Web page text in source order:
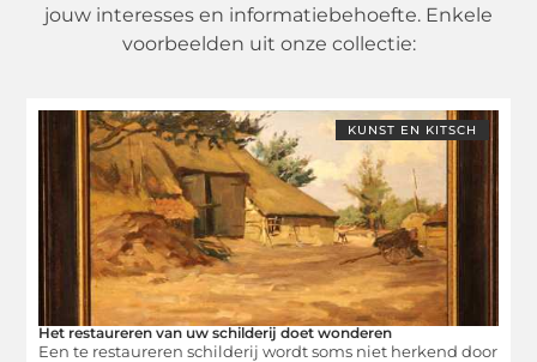
jouw interesses en informatiebehoefte. Enkele
voorbeelden uit onze collectie:
KUNST EN KITSCH
Het restaureren van uw schilderij doet wonderen
Een te restaureren schilderij wordt soms niet herkend door